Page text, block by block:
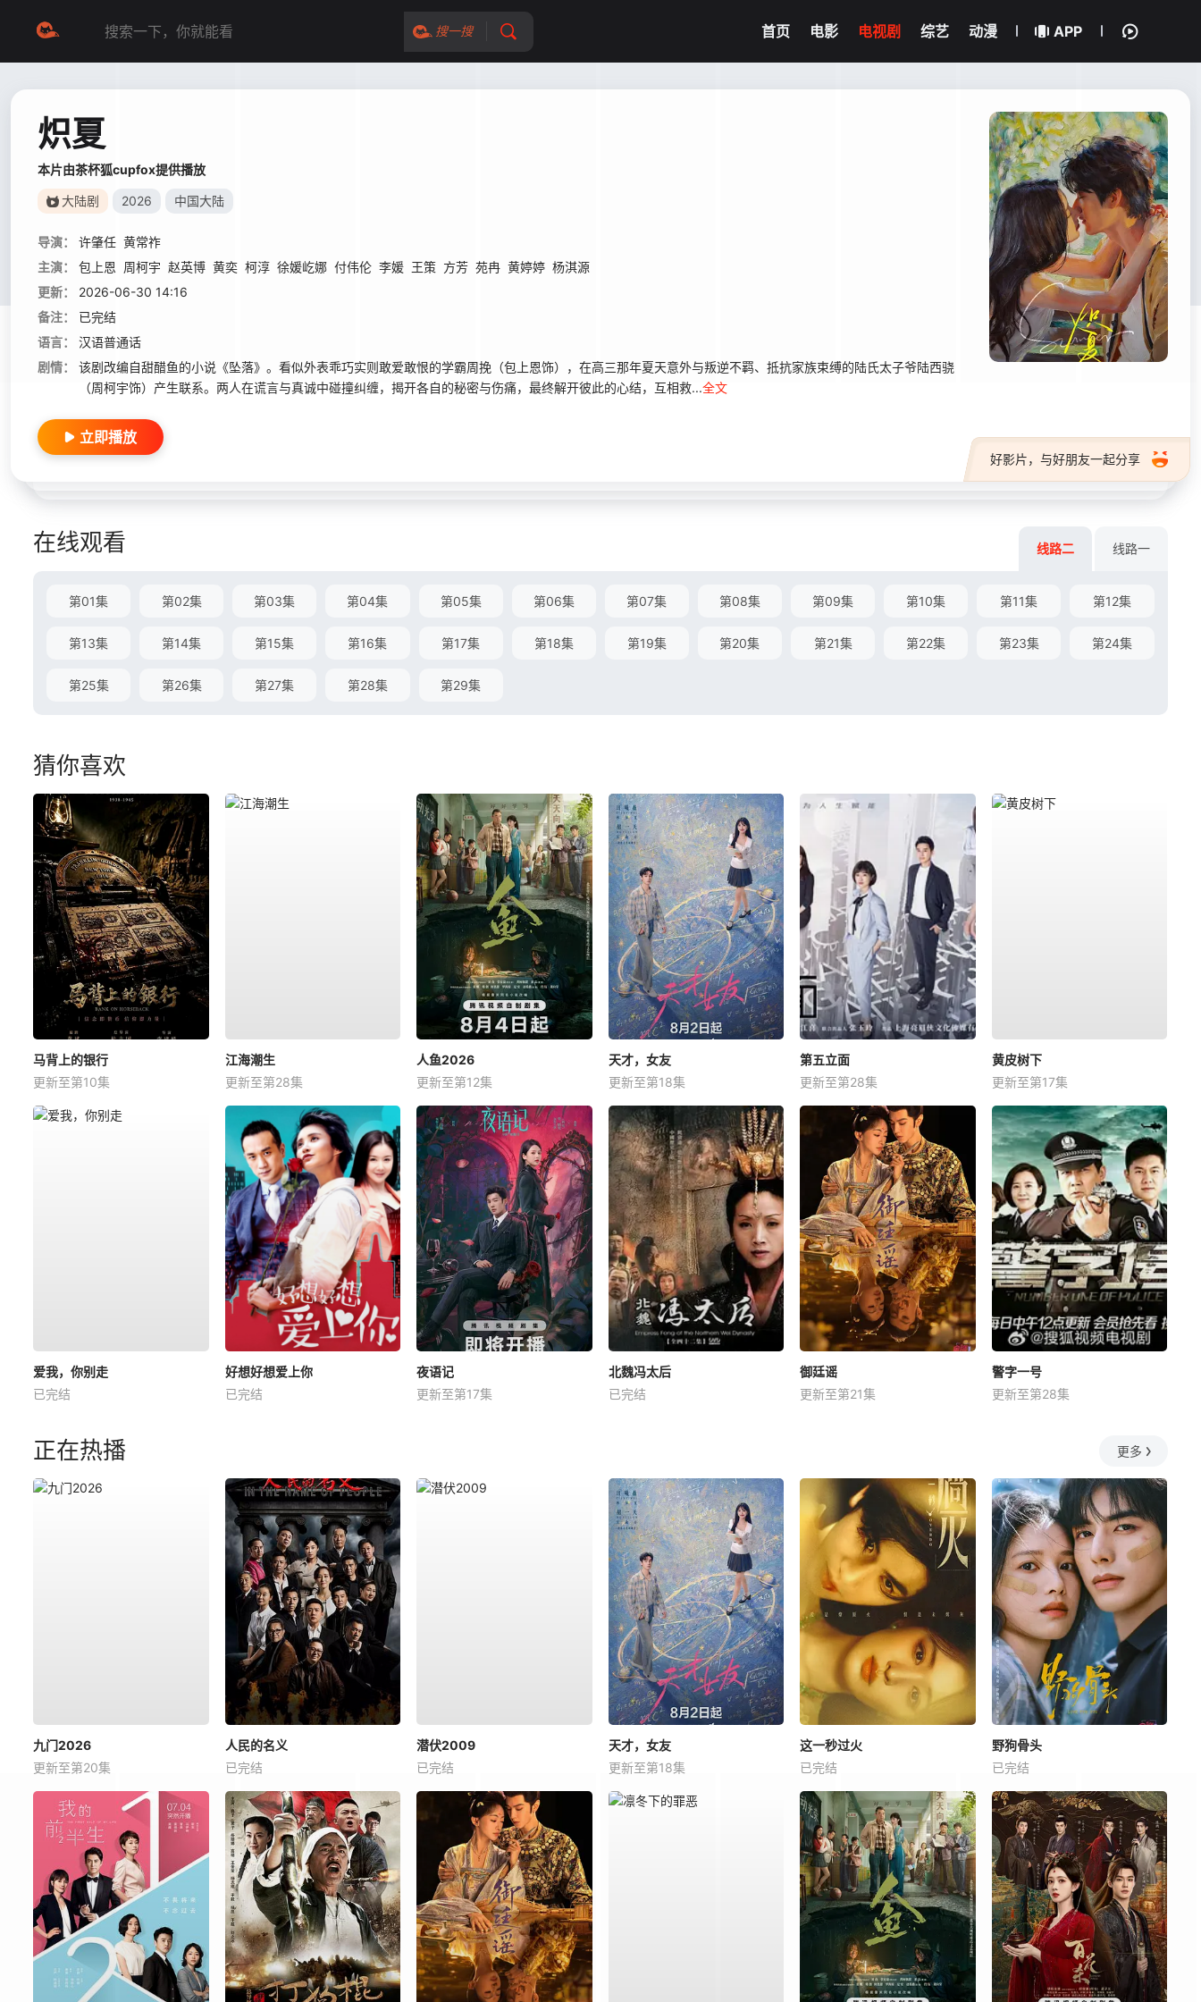
搜一搜 首页 电影 电视剧 综艺 动漫 APP
炽夏
本片由茶杯狐cupfox提供播放
大陆剧 2026 中国大陆
导演： 许肇任 黄常祚
主演：
包上恩 周柯宇 赵英博 黄奕 柯淳 徐媛屹娜 付伟伦 李媛 王策 方芳 苑冉 黄婷婷 杨淇源
更新：
2026-06-30 14:16
备注：
已完结
语言：
汉语普通话
剧情：
该剧改编自甜醋鱼的小说《坠落》。看似外表乖巧实则敢爱敢恨的学霸周挽（包上恩饰），在高三那年夏天意外与叛逆不羁、抵抗家族束缚的陆氏太子爷陆西骁
（周柯宇饰）产生联系。两人在谎言与真诚中碰撞纠缠，揭开各自的秘密与伤痛，最终解开彼此的心结，互相救...全文
好影片，与好朋友一起分享
立即播放
在线观看 线路二 线路一
第01集 第02集 第03集 第04集 第05集 第06集 第07集 第08集 第09集 第10集 第11集 第12集
第13集 第14集 第15集 第16集 第17集 第18集 第19集 第20集 第21集 第22集 第23集 第24集
第25集 第26集 第27集 第28集 第29集
猜你喜欢
马背上的银行
更新至第10集
江海潮生
更新至第28集
人鱼2026
更新至第12集
天才，女友
更新至第18集
第五立面
更新至第28集
黄皮树下
更新至第17集
爱我，你别走
已完结
好想好想爱上你
已完结
夜语记
更新至第17集
北魏冯太后
已完结
御廷谣
更新至第21集
警字一号
更新至第28集
正在热播 更多
九门2026
更新至第20集
人民的名义
已完结
潜伏2009
已完结
天才，女友
更新至第18集
这一秒过火
已完结
野狗骨头
已完结